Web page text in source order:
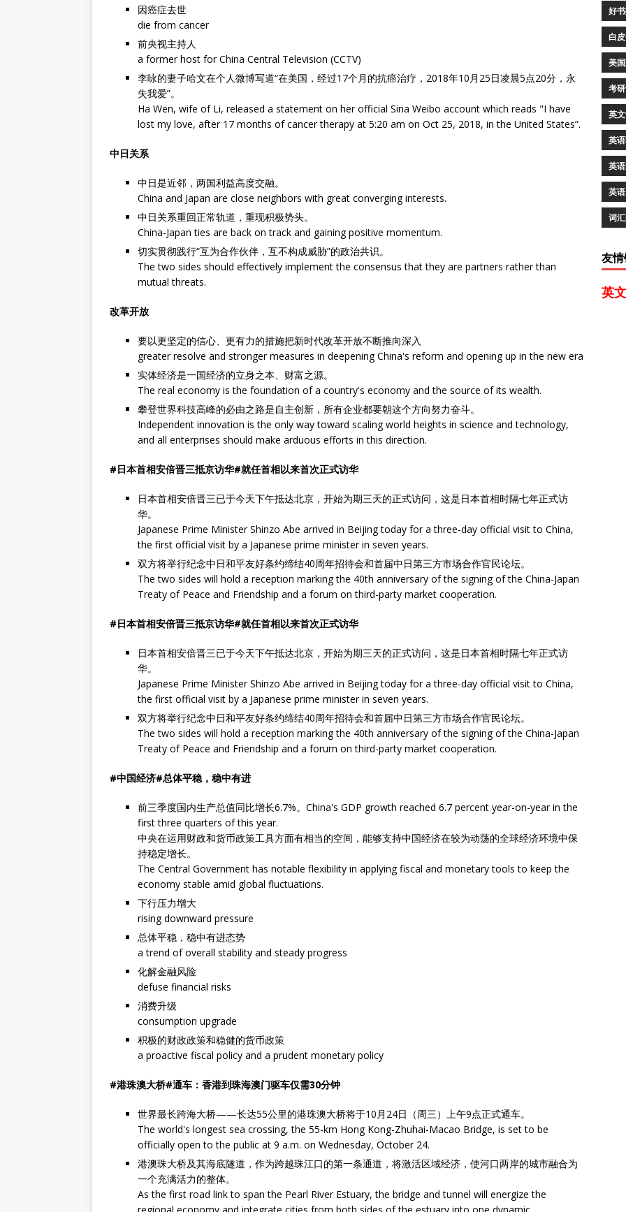
因癌症去世
die from cancer
前央视主持人
a former host for China Central Television (CCTV)
李咏的妻子哈文在个人微博写道“在美国，经过17个月的抗癌治疗，2018年10月25日凌晨5点20分，永
失我爱”。
Ha Wen, wife of Li, released a statement on her official Sina Weibo account which reads "I have
lost my love, after 17 months of cancer therapy at 5:20 am on Oct 25, 2018, in the United States”.
中日关系
中日是近邻，两国利益高度交融。
China and Japan are close neighbors with great converging interests.
中日关系重回正常轨道，重现积极势头。
China-Japan ties are back on track and gaining positive momentum.
切实贯彻践行“互为合作伙伴，互不构成威胁”的政治共识。
The two sides should effectively implement the consensus that they are partners rather than
mutual threats.
改革开放
要以更坚定的信心、更有力的措施把新时代改革开放不断推向深入
greater resolve and stronger measures in deepening China's reform and opening up in the new era
实体经济是一国经济的立身之本、财富之源。
The real economy is the foundation of a country's economy and the source of its wealth.
攀登世界科技高峰的必由之路是自主创新，所有企业都要朝这个方向努力奋斗。
Independent innovation is the only way toward scaling world heights in science and technology,
and all enterprises should make arduous efforts in this direction.
#日本首相安倍晋三抵京访华#就任首相以来首次正式访华
日本首相安倍晋三已于今天下午抵达北京，开始为期三天的正式访问，这是日本首相时隔七年正式访
华。
Japanese Prime Minister Shinzo Abe arrived in Beijing today for a three-day official visit to China,
the first official visit by a Japanese prime minister in seven years.
双方将举行纪念中日和平友好条约缔结40周年招待会和首届中日第三方市场合作官民论坛。
The two sides will hold a reception marking the 40th anniversary of the signing of the China-Japan
Treaty of Peace and Friendship and a forum on third-party market cooperation.
#日本首相安倍晋三抵京访华#就任首相以来首次正式访华
日本首相安倍晋三已于今天下午抵达北京，开始为期三天的正式访问，这是日本首相时隔七年正式访
华。
Japanese Prime Minister Shinzo Abe arrived in Beijing today for a three-day official visit to China,
the first official visit by a Japanese prime minister in seven years.
双方将举行纪念中日和平友好条约缔结40周年招待会和首届中日第三方市场合作官民论坛。
The two sides will hold a reception marking the 40th anniversary of the signing of the China-Japan
Treaty of Peace and Friendship and a forum on third-party market cooperation.
#中国经济#总体平稳，稳中有进
前三季度国内生产总值同比增长6.7%。China's GDP growth reached 6.7 percent year-on-year in the
first three quarters of this year.
中央在运用财政和货币政策工具方面有相当的空间，能够支持中国经济在较为动荡的全球经济环境中保
持稳定增长。
The Central Government has notable flexibility in applying fiscal and monetary tools to keep the
economy stable amid global fluctuations.
下行压力增大
rising downward pressure
总体平稳，稳中有进态势
a trend of overall stability and steady progress
化解金融风险
defuse financial risks
消费升级
consumption upgrade
积极的财政政策和稳健的货币政策
a proactive fiscal policy and a prudent monetary policy
#港珠澳大桥#通车：香港到珠海澳门驱车仅需30分钟
世界最长跨海大桥——长达55公里的港珠澳大桥将于10月24日（周三）上午9点正式通车。
The world's longest sea crossing, the 55-km Hong Kong-Zhuhai-Macao Bridge, is set to be
officially open to the public at 9 a.m. on Wednesday, October 24.
港澳珠大桥及其海底隧道，作为跨越珠江口的第一条通道，将激活区域经济，使河口两岸的城市融合为
一个充满活力的整体。
As the first road link to span the Pearl River Estuary, the bridge and tunnel will energize the
好
白
美
考
英
英
英
英
词
友
英